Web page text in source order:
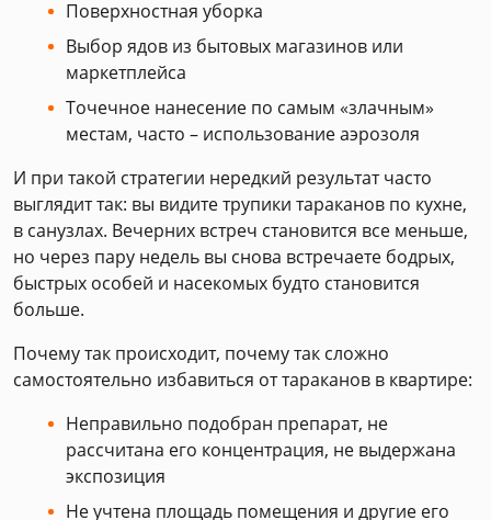
Поверхностная уборка
Выбор ядов из бытовых магазинов или
маркетплейса
Точечное нанесение по самым «злачным»
местам, часто – использование аэрозоля
И при такой стратегии нередкий результат часто
выглядит так: вы видите трупики тараканов по кухне,
в санузлах. Вечерних встреч становится все меньше,
но через пару недель вы снова встречаете бодрых,
быстрых особей и насекомых будто становится
больше.
Почему так происходит, почему так сложно
самостоятельно избавиться от тараканов в квартире:
Неправильно подобран препарат, не
рассчитана его концентрация, не выдержана
экспозиция
Не учтена площадь помещения и другие его